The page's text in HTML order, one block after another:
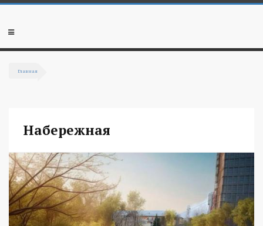
Перейти к основному содержанию
Мобильное
Главная
Набережная